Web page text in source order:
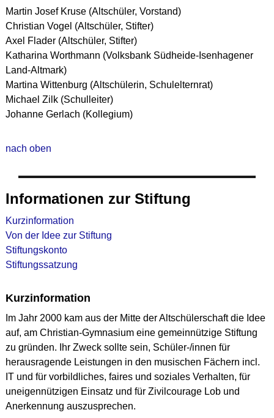
Martin Josef Kruse (Altschüler, Vorstand)
Christian Vogel (Altschüler, Stifter)
Axel Flader (Altschüler, Stifter)
Katharina Worthmann (Volksbank Südheide-Isenhagener
Land-Altmark)
Martina Wittenburg (Altschülerin, Schulelternrat)
Michael Zilk (Schulleiter)
Johanne Gerlach (Kollegium)
nach oben
Informationen zur Stiftung
Kurzinformation
Von der Idee zur Stiftung
Stiftungskonto
Stiftungssatzung
Kurzinformation
Im Jahr 2000 kam aus der Mitte der Altschülerschaft die Idee
auf, am Christian-Gymnasium eine gemeinnützige Stiftung
zu gründen. Ihr Zweck sollte sein, Schüler-/innen für
herausragende Leistungen in den musischen Fächern incl.
IT und für vorbildliches, faires und soziales Verhalten, für
uneigennützigen Einsatz und für Zivilcourage Lob und
Anerkennung auszusprechen.